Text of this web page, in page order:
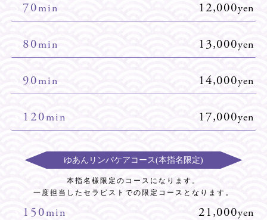
70min 12,000yen
80min 13,000yen
90min 14,000yen
120min 17,000yen
ゆあんリンパケアコース(本指名限定)
本指名様限定のコースになります。
一度担当したセラピストでの限定コースとなります。
150min 21,000yen